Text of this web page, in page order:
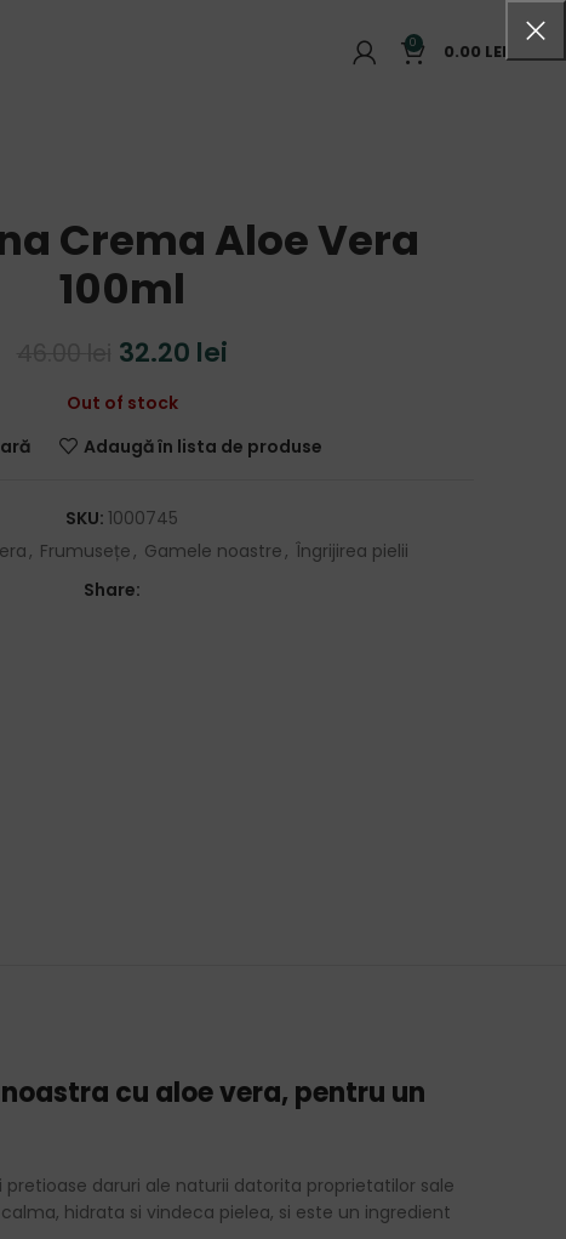
0 0.00 LEI
Crema Aloe Vera
100ml
32.20 lei
Out of stock
Adaugă în lista de produse
SKU: 1000745
, Frumusețe, Gamele noastre, Îngrijirea pielii
Share:
cu aloe vera, pentru un
daruri ale naturii datorita proprietatilor sale
hidrata si vindeca pielea, si este un ingredient